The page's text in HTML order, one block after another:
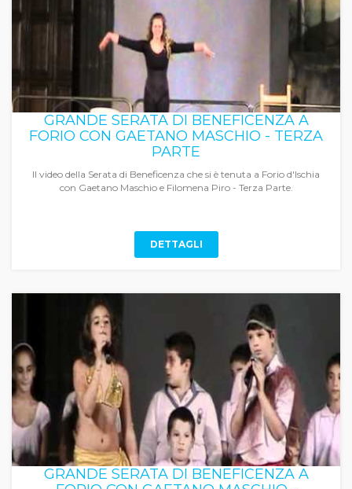
GRANDE SERATA DI BENEFICENZA A
FORIO CON GAETANO MASCHIO - TERZA
PARTE
Il video della Serata di Beneficenza che si è tenuta a Forio d'Ischia
con Gaetano Maschio e Filomena Piro - Terza Parte.
DETTAGLI
GRANDE SERATA DI BENEFICENZA A